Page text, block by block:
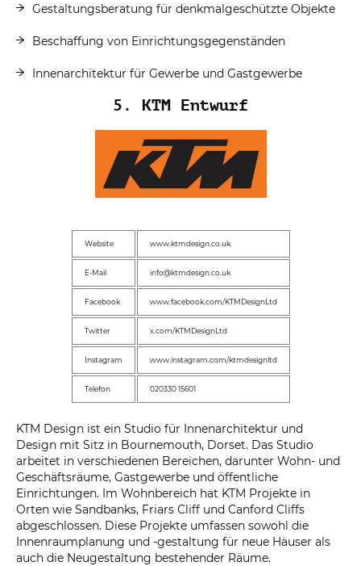
Gestaltungsberatung für denkmalgeschützte Objekte
Beschaffung von Einrichtungsgegenständen
Innenarchitektur für Gewerbe und Gastgewerbe
5. KTM Entwurf
Website www.ktmdesign.co.uk
E-Mail info@ktmdesign.co.uk
Facebook www.facebook.com/KTMDesignLtd
Twitter x.com/KTMDesignLtd
Instagram www.instagram.com/ktmdesignltd
Telefon 020330 15601
KTM Design ist ein Studio für Innenarchitektur und
Design mit Sitz in Bournemouth, Dorset. Das Studio
arbeitet in verschiedenen Bereichen, darunter Wohn- und
Geschäftsräume, Gastgewerbe und öffentliche
Einrichtungen. Im Wohnbereich hat KTM Projekte in
Orten wie Sandbanks, Friars Cliff und Canford Cliffs
abgeschlossen. Diese Projekte umfassen sowohl die
Innenraumplanung und -gestaltung für neue Häuser als
auch die Neugestaltung bestehender Räume.